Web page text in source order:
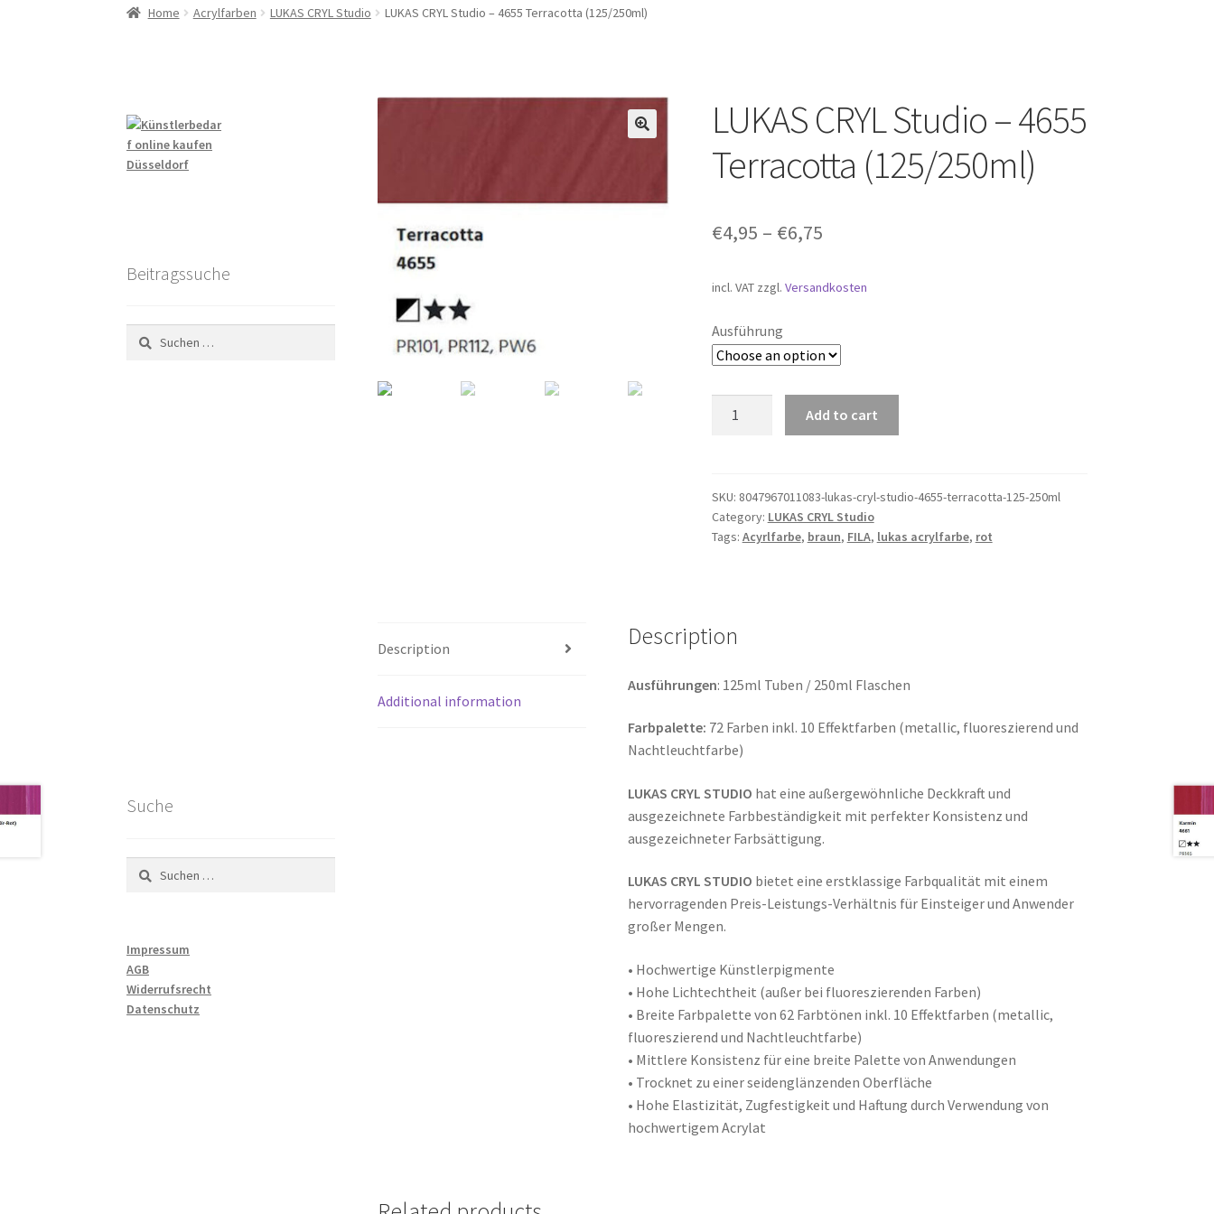
Home Acrylfarben LUKAS CRYL Studio LUKAS CRYL Studio – 4655 Terracotta (125/250ml)
LUKAS CRYL Studio – 4655
Terracotta (125/250ml)
€4,95 – €6,75
incl. VAT zzgl. Versandkosten
Ausführung
4655
Terracotta
(125/250ml)
Add to cart
SKU: 8047967011083-lukas-cryl-studio-4655-terracotta-125-250ml
Category: LUKAS CRYL Studio
Tags: Acyrlfarbe, braun, FILA, lukas acrylfarbe, rot
Description
Additional information
Description
Ausführungen: 125ml Tuben / 250ml Flaschen
Farbpalette: 72 Farben inkl. 10 Effektfarben (metallic, fluoreszierend und
Nachtleuchtfarbe)
LUKAS CRYL STUDIO hat eine außergewöhnliche Deckkraft und
ausgezeichnete Farbbeständigkeit mit perfekter Konsistenz und
ausgezeichneter Farbsättigung.
LUKAS CRYL STUDIO bietet eine erstklassige Farbqualität mit einem
hervorragenden Preis-Leistungs-Verhältnis für Einsteiger und Anwender
großer Mengen.
• Hochwertige Künstlerpigmente
• Hohe Lichtechtheit (außer bei fluoreszierenden Farben)
• Breite Farbpalette von 62 Farbtönen inkl. 10 Effektfarben (metallic,
fluoreszierend und Nachtleuchtfarbe)
• Mittlere Konsistenz für eine breite Palette von Anwendungen
• Trocknet zu einer seidenglänzenden Oberfläche
• Hohe Elastizität, Zugfestigkeit und Haftung durch Verwendung von
hochwertigem Acrylat
Beitragssuche
Suchen
nach:
Suche
Suchen
nach:
Impressum
AGB
Widerrufsrecht
Datenschutz